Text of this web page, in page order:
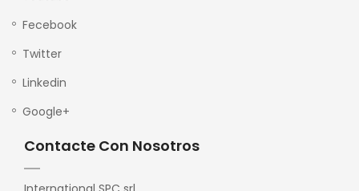
Fecebook
Twitter
Linkedin
Google+
Contacte Con Nosotros